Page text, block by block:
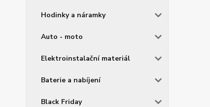
Hodinky a náramky
Auto - moto
Elektroinstalační materiál
Baterie a nabíjení
Black Friday